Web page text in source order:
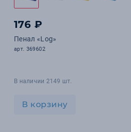
176 ₽
Пенал «Log»
арт. 369602
В наличии 2149 шт.
В корзину